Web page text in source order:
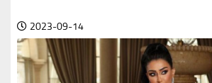
2023-09-14